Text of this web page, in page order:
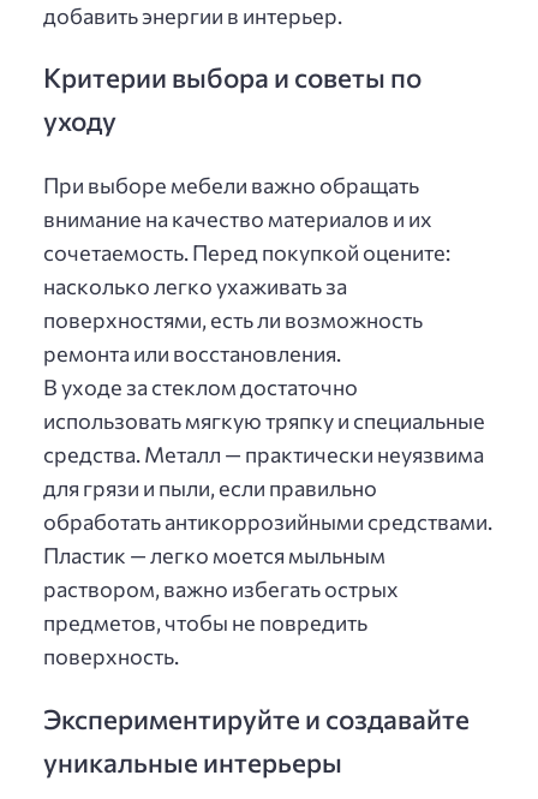
добавить энергии в интерьер.
Критерии выбора и советы по
уходу
При выборе мебели важно обращать
внимание на качество материалов и их
сочетаемость. Перед покупкой оцените:
насколько легко ухаживать за
поверхностями, есть ли возможность
ремонта или восстановления.
В уходе за стеклом достаточно
использовать мягкую тряпку и специальные
средства. Металл — практически неуязвима
для грязи и пыли, если правильно
обработать антикоррозийными средствами.
Пластик — легко моется мыльным
раствором, важно избегать острых
предметов, чтобы не повредить
поверхность.
Экспериментируйте и создавайте
уникальные интерьеры